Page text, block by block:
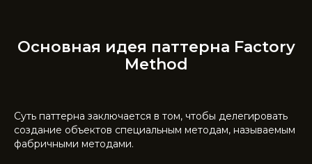
Основная идея паттерна Factory
Method
Суть паттерна заключается в том, чтобы делегировать
создание объектов специальным методам, называемым
фабричными методами.